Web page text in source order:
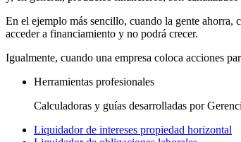
En el ejemplo más sencillo, cuando la gente ahorra,
acceder a financiamiento y no podrá crecer.
Igualmente, cuando una empresa coloca acciones
Herramientas profesionales
Calculadoras y guías desarrolladas por
Liquidador de intereses propiedad horizontal